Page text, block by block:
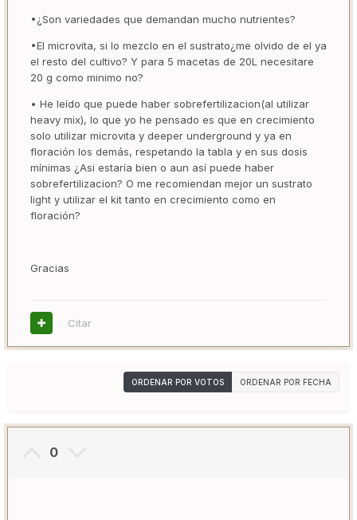
•¿Son variedades que demandan mucho nutrientes?
•El microvita, si lo mezclo en el sustrato¿me olvido de el ya
el resto del cultivo? Y para 5 macetas de 20L necesitare
20 g como minimo no?
• He leído que puede haber sobrefertilizacion(al utilizar
heavy mix), lo que yo he pensado es que en crecimiento
solo utilizar microvita y deeper underground y ya en
floración los demás, respetando la tabla y en sus dosis
mínimas ¿Asi estaría bien o aun así puede haber
sobrefertilizacion? O me recomiendan mejor un sustrato
light y utilizar el kit tanto en crecimiento como en
floración?
Gracias
Citar
ORDENAR POR VOTOS ORDENAR POR FECHA
0